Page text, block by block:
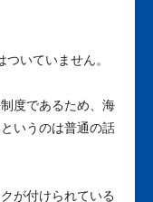
いていません。
度であるため、海
いうのは普通の話
が付けられている